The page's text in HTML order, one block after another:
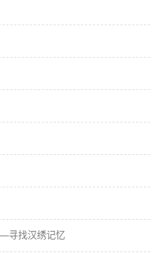
寻找汉绣记忆